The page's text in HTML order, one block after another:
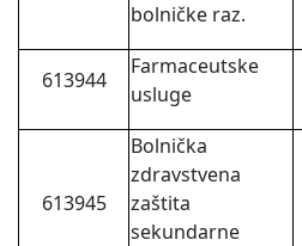
bolničke raz.
613944
Farmaceutske
usluge
613945
Bolnička
zdravstvena
zaštita
sekundarne